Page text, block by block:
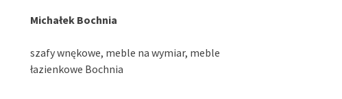
Michałek Bochnia
szafy wnękowe, meble na wymiar, meble
łazienkowe Bochnia